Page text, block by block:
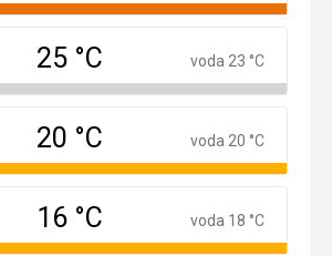
25 °C voda 23 °C
20 °C voda 20 °C
16 °C voda 18 °C